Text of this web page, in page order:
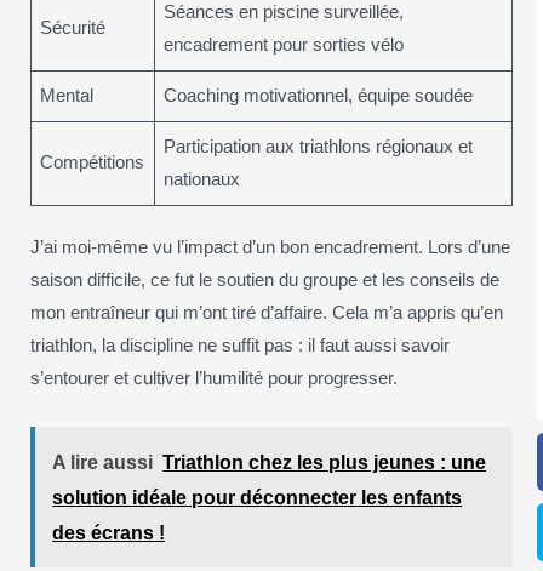
Sécurité
Séances en piscine surveillée,
encadrement pour sorties vélo
Mental Coaching motivationnel, équipe soudée
Compétitions
Participation aux triathlons régionaux et
nationaux
J’ai moi-même vu l’impact d’un bon encadrement. Lors d’une
saison difficile, ce fut le soutien du groupe et les conseils de
mon entraîneur qui m’ont tiré d’affaire. Cela m’a appris qu’en
triathlon, la discipline ne suffit pas : il faut aussi savoir
s’entourer et cultiver l’humilité pour progresser.
A lire aussi Triathlon chez les plus jeunes : une
solution idéale pour déconnecter les enfants
des écrans !